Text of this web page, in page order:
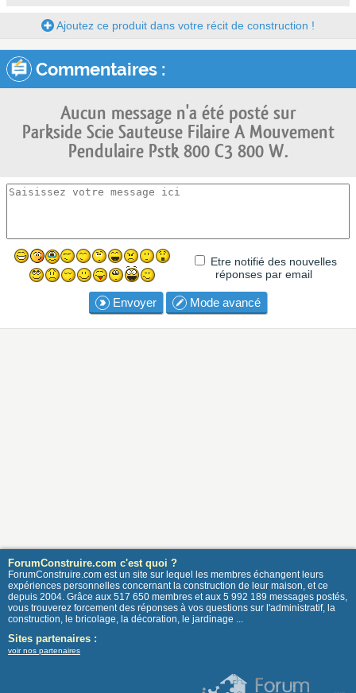
Ajoutez ce produit dans votre récit de construction !
Commentaires :
Aucun message n'a été posté sur
Parkside Scie Sauteuse Filaire A Mouvement
Pendulaire Pstk 800 C3 800 W.
Etre notifié des nouvelles
réponses par email
Envoyer Mode avancé
ForumConstruire.com c'est quoi ?
ForumConstruire.com est un site sur lequel les membres échangent leurs
expériences personnelles concernant la construction de leur maison, et ce
depuis 2004. Grâce aux 517 650 membres et aux 5 992 189 messages postés,
vous trouverez forcement des réponses à vos questions sur l'administratif, la
construction, le bricolage, la décoration, le jardinage ...
Sites partenaires :
voir nos partenaires